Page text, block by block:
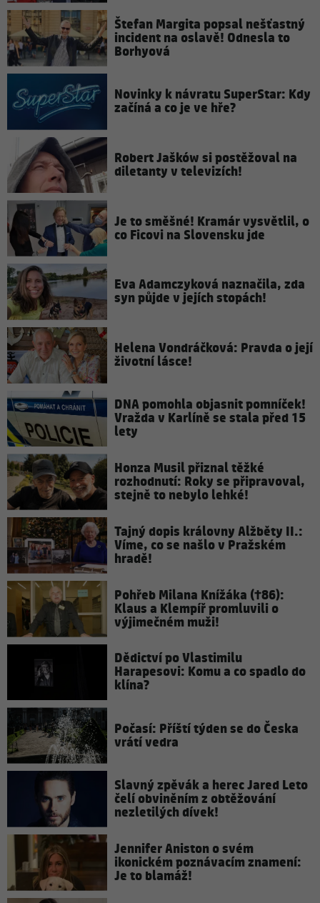
Štefan Margita popsal nešťastný
incident na oslavě! Odnesla to
Borhyová
Novinky k návratu SuperStar: Kdy
začíná a co je ve hře?
Robert Jašków si postěžoval na
diletanty v televizích!
Je to směšné! Kramár vysvětlil, o
co Ficovi na Slovensku jde
Eva Adamczyková naznačila, zda
syn půjde v jejích stopách!
Helena Vondráčková: Pravda o její
životní lásce!
DNA pomohla objasnit pomníček!
Vražda v Karlíně se stala před 15
lety
Honza Musil přiznal těžké
rozhodnutí: Roky se připravoval,
stejně to nebylo lehké!
Tajný dopis královny Alžběty II.:
Víme, co se našlo v Pražském
hradě!
Pohřeb Milana Knížáka (†86):
Klaus a Klempíř promluvili o
výjimečném muži!
Dědictví po Vlastimilu
Harapesovi: Komu a co spadlo do
klína?
Počasí: Příští týden se do Česka
vrátí vedra
Slavný zpěvák a herec Jared Leto
čelí obviněním z obtěžování
nezletilých dívek!
Jennifer Aniston o svém
ikonickém poznávacím znamení:
Je to blamáž!